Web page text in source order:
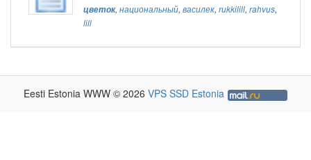
цветок, национальный, василек, rukkilill, rahvus,
lill
Eesti Estonia WWW © 2026 VPS SSD Estonia